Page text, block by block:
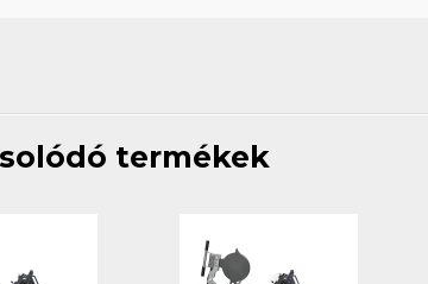
termékek